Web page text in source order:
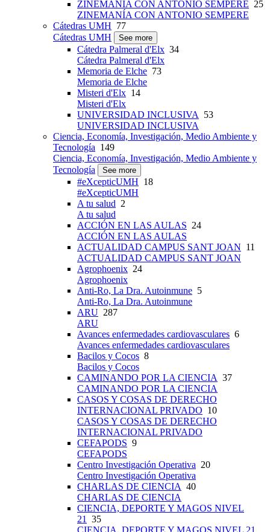
ZINEMANÍA CON ANTONIO SEMPERE 25
ZINEMANÍA CON ANTONIO SEMPERE
Cátedras UMH 77
Cátedras UMH
See more
Cátedra Palmeral d'Elx 34
Cátedra Palmeral d'Elx
Memoria de Elche 73
Memoria de Elche
Misteri d'Elx 14
Misteri d'Elx
UNIVERSIDAD INCLUSIVA
53
UNIVERSIDAD INCLUSIVA
Ciencia, Economía, Investigación, Medio Ambiente y
Tecnología 149
Ciencia, Economía, Investigación, Medio Ambiente y
Tecnología
See more
#eXcepticUMH 18
#eXcepticUMH
A tu salud 2
A tu salud
ACCIÓN EN LAS AULAS 24
ACCIÓN EN LAS AULAS
ACTUALIDAD CAMPUS SANT JOAN 11
ACTUALIDAD CAMPUS SANT JOAN
Agrophoenix 24
Agrophoenix
Anti-Ro, La Dra. Autoinmune 5
Anti-Ro, La Dra. Autoinmune
ARU 287
ARU
Avances enfermedades cardiovasculares 6
Avances enfermedades cardiovasculares
Bacilos y Cocos 8
Bacilos y Cocos
CAMINANDO POR LA CIENCIA 37
CAMINANDO POR LA CIENCIA
CASOS Y COSAS DE DERECHO
INTERNACIONAL PRIVADO 10
CASOS Y COSAS DE DERECHO
INTERNACIONAL PRIVADO
CEFAPODS 9
CEFAPODS
Centro Investigación Operativa 20
Centro Investigación Operativa
CHARLAS DE CIENCIA 40
CHARLAS DE CIENCIA
CIENCIA, DEPORTE Y MAGOS NIVEL
21
35